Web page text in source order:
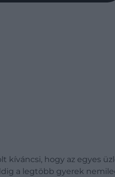
kíváncsi, hogy az egyes
a legtöbb gyerek